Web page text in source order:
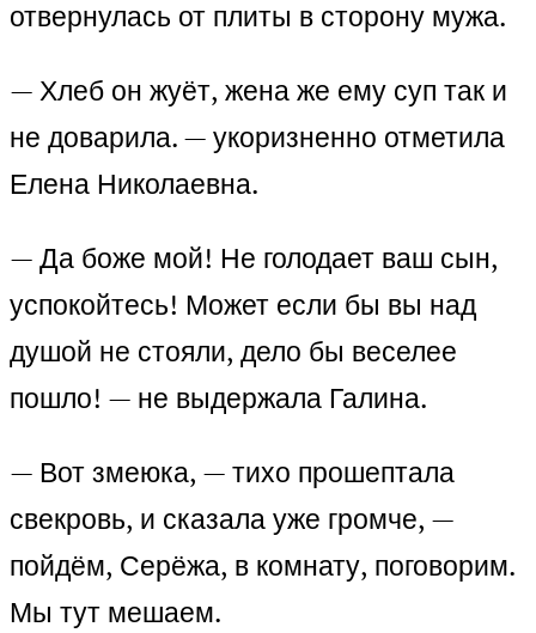
отвернулась от плиты в сторону мужа.
— Хлеб он жуёт, жена же ему суп так и
не доварила. — укоризненно отметила
Елена Николаевна.
— Да боже мой! Не голодает ваш сын,
успокойтесь! Может если бы вы над
душой не стояли, дело бы веселее
пошло! — не выдержала Галина.
— Вот змеюка, — тихо прошептала
свекровь, и сказала уже громче, —
пойдём, Серёжа, в комнату, поговорим.
Мы тут мешаем.